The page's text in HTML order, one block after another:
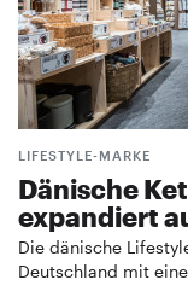
LIFESTYLE-MARKE
Dänische
expandiert
Die dänische
Deutschland mit